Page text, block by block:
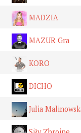
MADZIA
MAZUR Gra
KORO
DICHO
Julia